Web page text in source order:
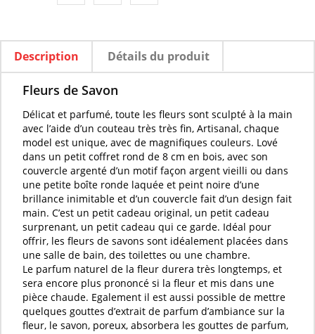
Description Détails du produit
Fleurs de Savon
Délicat et parfumé, toute les fleurs sont sculpté à la main
avec l’aide d’un couteau très très fin, Artisanal, chaque
model est unique, avec de magnifiques couleurs. Lové
dans un petit coffret rond de 8 cm en bois, avec son
couvercle argenté d’un motif façon argent vieilli ou dans
une petite boîte ronde laquée et peint noire d’une
brillance inimitable et d’un couvercle fait d’un design fait
main. C’est un petit cadeau original, un petit cadeau
surprenant, un petit cadeau qui ce garde. Idéal pour
offrir, les fleurs de savons sont idéalement placées dans
une salle de bain, des toilettes ou une chambre.
Le parfum naturel de la fleur durera très longtemps, et
sera encore plus prononcé si la fleur et mis dans une
pièce chaude. Egalement il est aussi possible de mettre
quelques gouttes d’extrait de parfum d’ambiance sur la
fleur, le savon, poreux, absorbera les gouttes de parfum,